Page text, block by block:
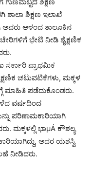
ಗುಣಮಟ್ಟದ ಶಿಕ್ಷಣ
ಶಾಲಾ ಶಿಕ್ಷಣ ಇಲಾಖೆ
ಆಳಂದ ತಾಲೂಕಿನ
ಭೇಟಿ ನೀಡಿ ಶೈಕ್ಷಣಿಕ
ಸರ್ಕಾರಿ ಪ್ರಾಥಮಿಕ
ಚಟುವಟಿಕೆಗಳು, ಮಕ್ಕಳ
ಮಾಹಿತಿ ಪಡೆದುಕೊಂಡರು.
ವರ್ಷದಿಂದ
ಪರಿಣಾಮಕಾರಿಯಾಗಿ
ಮಕ್ಕಳಲ್ಲಿ ಭಾμÁ ಕೌಶಲ್ಯ
ಅದರ ಯಶಸ್ವಿ
ನೀಡಿದರು.